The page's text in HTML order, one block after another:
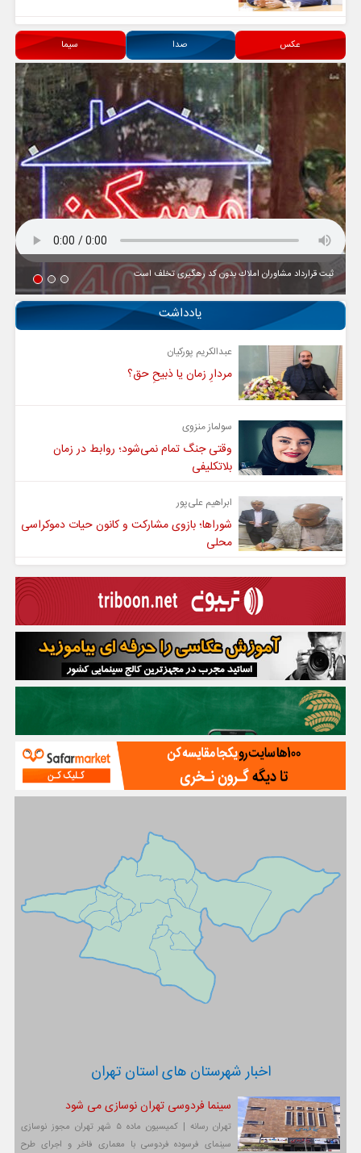
عکس صدا سیما
ثبت قرارداد مشاوران املاك بدون كد رهگیری تخلف است
یادداشت
عبدالکریم پورکیان
مردارِ زمان یا ذبیحِ حق؟
سولماز منزوی
وقتی جنگ تمام نمی‌شود؛ روابط در زمان
بلاتکلیفی
ابراهیم علی‌پور
شوراها؛ بازوی مشارکت و کانون حیات دموکراسی
محلی
اخبار شهرستان های استان تهران
سینما فردوسی تهران نوسازی می شود
تهران رسانه | کمیسیون ماده ۵ شهر تهران مجوز نوسازی
سینمای فرسوده فردوسی با معماری فاخر و اجرای طرح